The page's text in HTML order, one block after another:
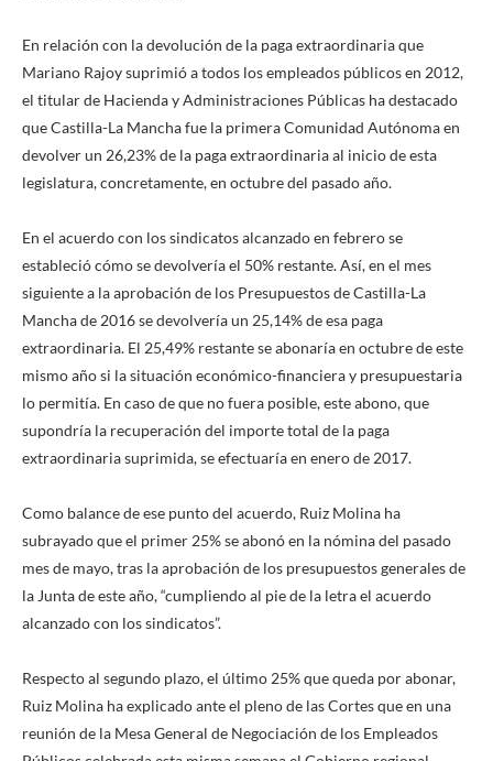
En relación con la devolución de la paga extraordinaria que
Mariano Rajoy suprimió a todos los empleados públicos en 2012,
el titular de Hacienda y Administraciones Públicas ha destacado
que Castilla-La Mancha fue la primera Comunidad Autónoma en
devolver un 26,23% de la paga extraordinaria al inicio de esta
legislatura, concretamente, en octubre del pasado año.
En el acuerdo con los sindicatos alcanzado en febrero se
estableció cómo se devolvería el 50% restante. Así, en el mes
siguiente a la aprobación de los Presupuestos de Castilla-La
Mancha de 2016 se devolvería un 25,14% de esa paga
extraordinaria. El 25,49% restante se abonaría en octubre de este
mismo año si la situación económico-financiera y presupuestaria
lo permitía. En caso de que no fuera posible, este abono, que
supondría la recuperación del importe total de la paga
extraordinaria suprimida, se efectuaría en enero de 2017.
Como balance de ese punto del acuerdo, Ruiz Molina ha
subrayado que el primer 25% se abonó en la nómina del pasado
mes de mayo, tras la aprobación de los presupuestos generales de
la Junta de este año, “cumpliendo al pie de la letra el acuerdo
alcanzado con los sindicatos”.
Respecto al segundo plazo, el último 25% que queda por abonar,
Ruiz Molina ha explicado ante el pleno de las Cortes que en una
reunión de la Mesa General de Negociación de los Empleados